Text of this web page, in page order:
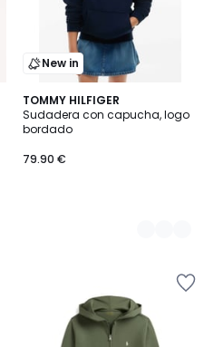
New in
TOMMY HILFIGER
Sudadera con capucha, logo
bordado
79.90 €
2
Colores